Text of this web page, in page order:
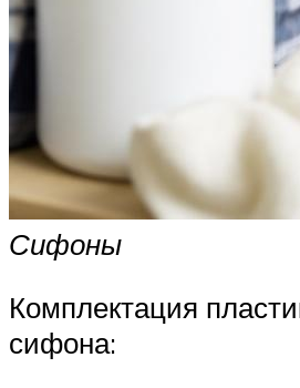
Сифоны
Комплектация
сифона: